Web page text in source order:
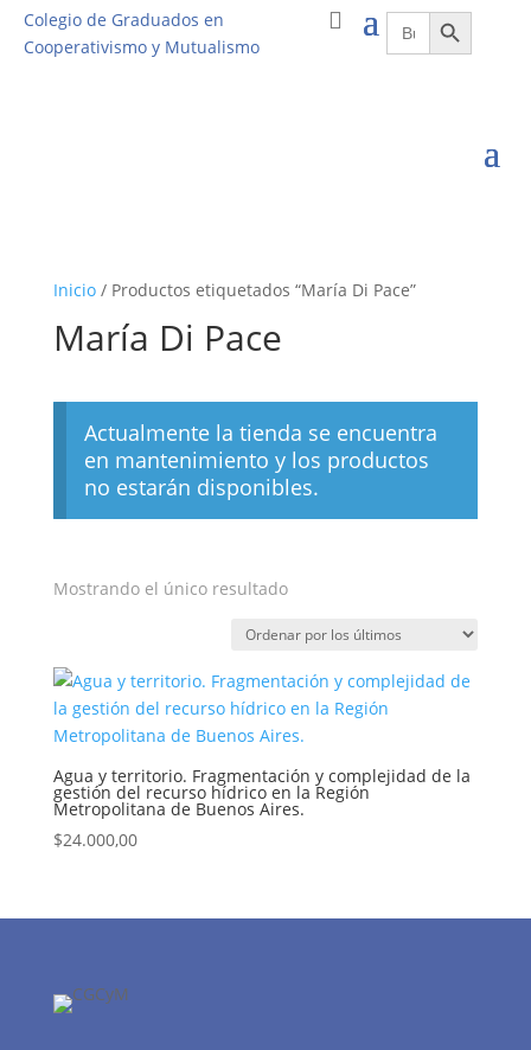
Colegio de Graduados en
Cooperativismo y Mutualismo
Buscar:Botón de búsqueda
Inicio/ Productos etiquetados “María Di Pace”
María Di Pace
Actualmente la tienda se encuentra
en mantenimiento y los productos
no estarán disponibles.
Mostrando el único resultado
Agua y territorio. Fragmentación y complejidad de la
gestión del recurso hídrico en la Región
Metropolitana de Buenos Aires.
$24.000,00